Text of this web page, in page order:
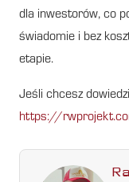
dla inwestorów, co
świadomie i bez
etapie.
Jeśli chcesz
https://